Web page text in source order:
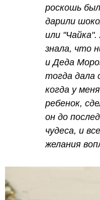
роскошь
дарили
или
знала, что
и Деда
тогда дала
когда у
ребенок,
он до
чудеса, и
желания